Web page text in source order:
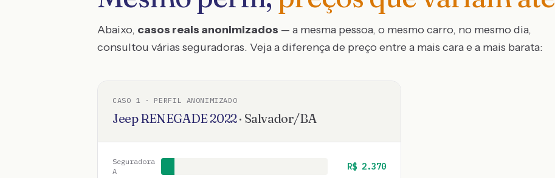
Abaixo, casos reais anonimizados — a mesma pessoa, o mesmo carro, no mesmo dia,
consultou várias seguradoras. Veja a diferença de preço entre a mais cara e a mais barata:
CASO 1 · PERFIL ANONIMIZADO
JeepRENEGADE2022· Salvador/BA
Seguradora
A
R$ 2.370